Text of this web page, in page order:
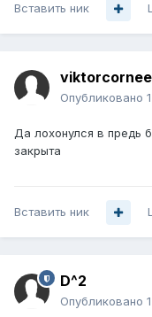
Вставить ник
Опубликовано
Да лохонулся в предь
закрыта
Вставить ник
D^2
Опубликовано